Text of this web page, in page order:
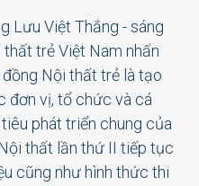
Lưu Việt Thắng - sáng
thất trẻ Việt Nam nhấn
đồng Nội thất trẻ là tạo
đơn vị, tổ chức và cá
phát triển chung của
thất lần thứ II tiếp tục
cũng như hình thức thi